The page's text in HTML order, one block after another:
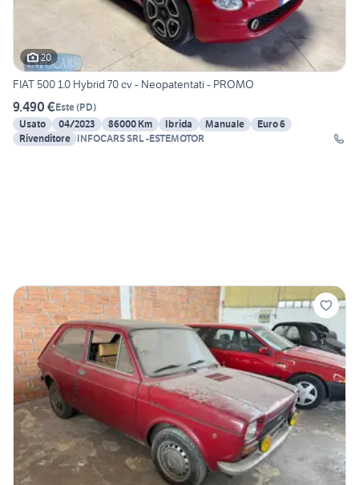
20
FIAT 500 1.0 Hybrid 70 cv - Neopatentati - PROMO
9.490 €Este(PD)
Usato
04/2023 86000 Km Ibrida Manuale
Euro 6
Rivenditore INFOCARS SRL -ESTEMOTOR